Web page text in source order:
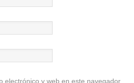
electrónico y web en este navegador